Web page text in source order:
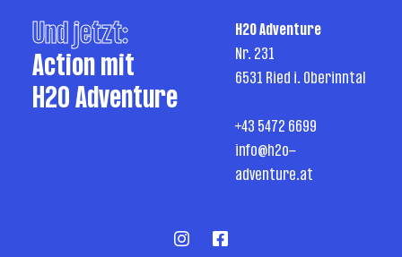
Und jetzt:
Action mit
H2O Adventure
H2O Adventure
Nr. 231
6531 Ried i. Oberinntal
+43 5472 6699
info@h2o-
adventure.at